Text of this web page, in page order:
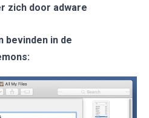
zich door adware
bevinden in de
: